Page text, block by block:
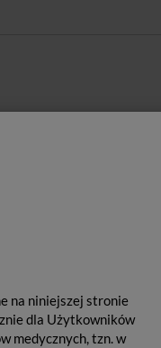
na niniejszej stronie
dla Użytkowników
medycznych, tzn. w
Reciproc Silver